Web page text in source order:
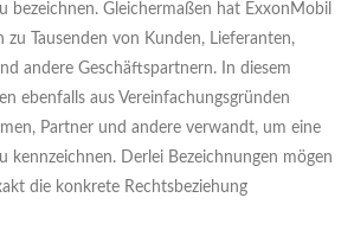
bezeichnen. Gleichermaßen hat ExxonMobil
zu Tausenden von Kunden, Lieferanten,
andere Geschäftspartnern. In diesem
ebenfalls aus Vereinfachungsgründen
Partner und andere verwandt, um eine
kennzeichnen. Derlei Bezeichnungen mögen
die konkrete Rechtsbeziehung